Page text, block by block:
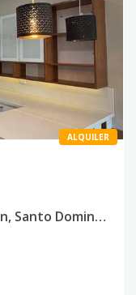
ALQUILER
***📍 Apartamento en – El Millón, Santo Domingo